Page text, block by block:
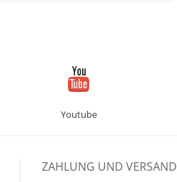
Youtube
ZAHLUNG UND VERSAND